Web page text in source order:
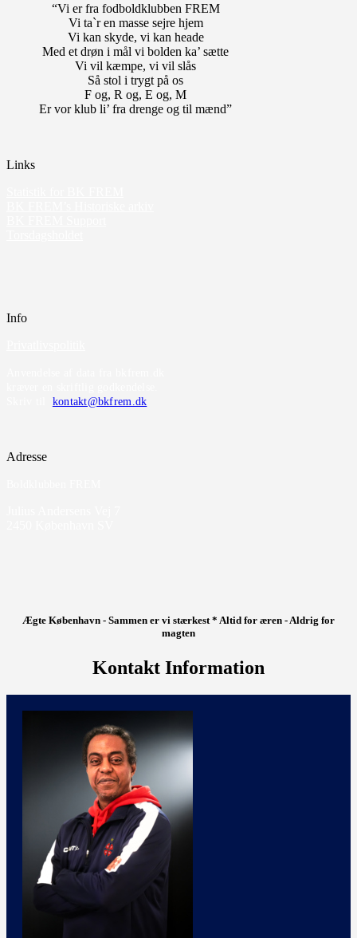
“Vi er fra fodboldklubben FREM
Vi ta`r en masse sejre hjem
Vi kan skyde, vi kan heade
Med et drøn i mål vi bolden ka’ sætte
Vi vil kæmpe, vi vil slås
Så stol i trygt på os
F og, R og, E og, M
Er vor klub li’ fra drenge og til mænd”
Links
Info
kontakt@bkfrem.dk
Adresse
Ægte København - Sammen er vi stærkest * Altid for æren - Aldrig for
magten
Kontakt Information